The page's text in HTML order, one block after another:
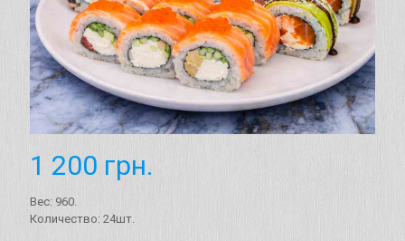
1 200 грн.
Вес: 960.
Количество: 24шт.